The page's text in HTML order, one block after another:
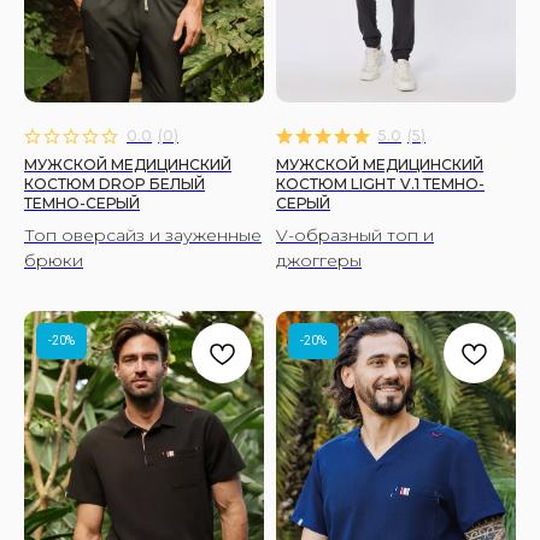
0.0 (0)
МУЖСКОЙ МЕДИЦИНСКИЙ
КОСТЮМ DROP БЕЛЫЙ
ТЕМНО-СЕРЫЙ
Топ оверсайз и зауженные
брюки
5.0 (5)
МУЖСКОЙ МЕДИЦИНСКИЙ
КОСТЮМ LIGHT V.1 ТЕМНО-
СЕРЫЙ
V-образный топ и
джоггеры
-20% -20%
ООО "СТАРК"
ИНН 7706438938
Политика обработки данных
© 2026 Fire Scrubs.
Все права защищены
Принимаем к оплате